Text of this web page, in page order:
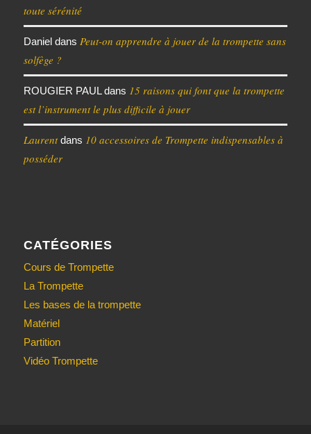
toute sérénité
Danieldans Peut-on apprendre à jouer de la trompette sans
solfège ?
ROUGIER PAULdans 15 raisons qui font que la trompette
est l’instrument le plus difficile à jouer
Laurentdans 10 accessoires de Trompette indispensables à
posséder
CATÉGORIES
Cours de Trompette
La Trompette
Les bases de la trompette
Matériel
Partition
Vidéo Trompette